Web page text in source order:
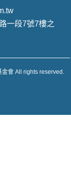
一段7號7樓之
會 All rights reserved.